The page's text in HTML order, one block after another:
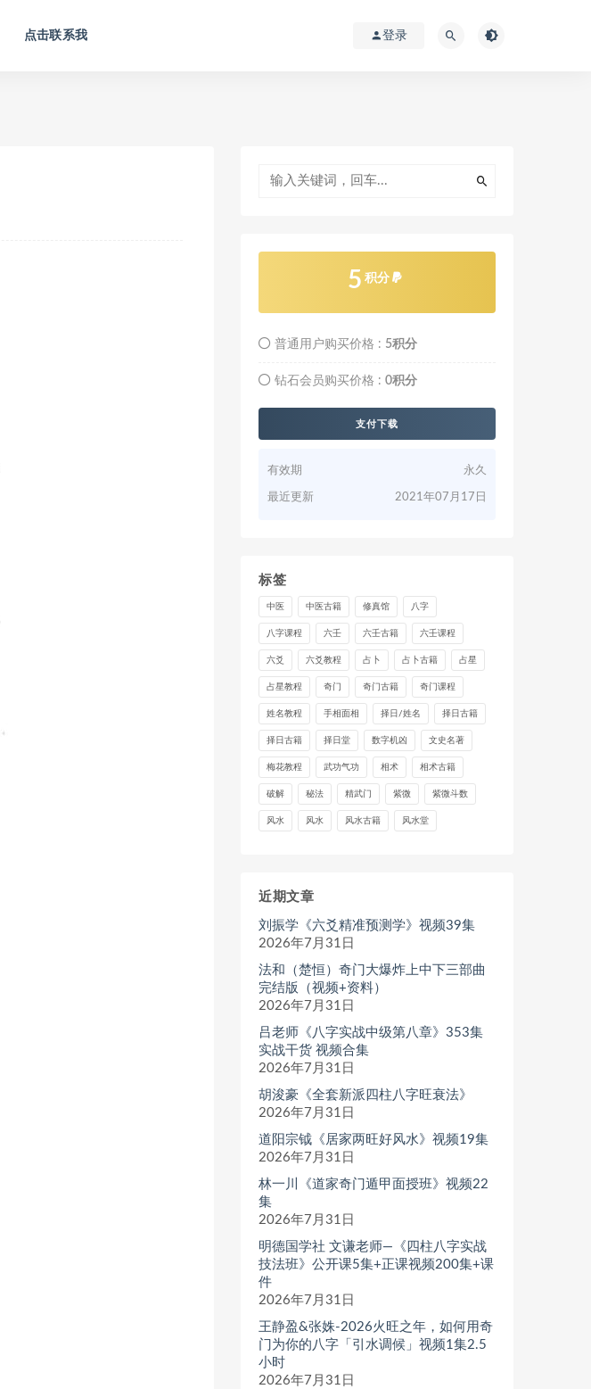
点击联系我 登录
5 积分
普通用户购买价格 : 5积分
钻石会员购买价格 : 0积分
支付下载
有效期 永久
最近更新 2021年07月17日
标签
中医 中医古籍 修真馆 八字
八字课程 六壬 六壬古籍 六壬课程
六爻 六爻教程 占卜 占卜古籍 占星
占星教程 奇门 奇门古籍 奇门课程
姓名教程 手相面相 择日/姓名 择日古籍
择日古籍 择日堂 数字机凶 文史名著
梅花教程 武功气功 相术 相术古籍
破解 秘法 精武门 紫微 紫微斗数
风水 风水 风水古籍 风水堂
近期文章
刘振学《六爻精准预测学》视频39集
2026年7月31日
法和（楚恒）奇门大爆炸上中下三部曲
完结版（视频+资料）
2026年7月31日
吕老师《八字实战中级第八章》353集
实战干货 视频合集
2026年7月31日
胡浚豪《全套新派四柱八字旺衰法》
2026年7月31日
道阳宗钺《居家两旺好风水》视频19集
2026年7月31日
林一川《道家奇门遁甲面授班》视频22
集
2026年7月31日
明德国学社 文谦老师—《四柱八字实战
技法班》公开课5集+正课视频200集+课
件
2026年7月31日
王静盈&张姝-2026火旺之年，如何用奇
门为你的八字「引水调候」视频1集2.5
小时
2026年7月31日